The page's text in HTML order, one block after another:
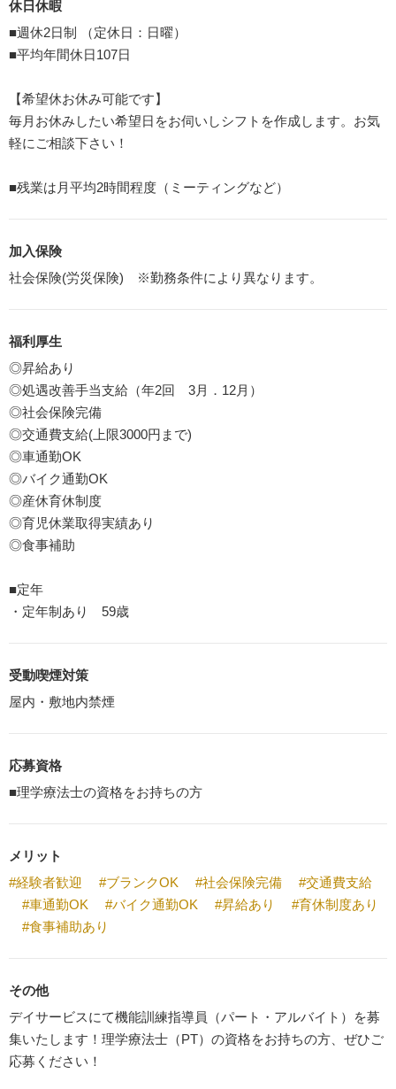
休日休暇
■週休2日制 （定休日：日曜）
■平均年間休日107日
【希望休お休み可能です】
毎月お休みしたい希望日をお伺いしシフトを作成します。お気
軽にご相談下さい！
■残業は月平均2時間程度（ミーティングなど）
加入保険
社会保険(労災保険) ※勤務条件により異なります。
福利厚生
◎昇給あり
◎処遇改善手当支給（年2回 3月．12月）
◎社会保険完備
◎交通費支給(上限3000円まで)
◎車通勤OK
◎バイク通勤OK
◎産休育休制度
◎育児休業取得実績あり
◎食事補助
■定年
・定年制あり 59歳
受動喫煙対策
屋内・敷地内禁煙
応募資格
■理学療法士の資格をお持ちの方
メリット
#経験者歓迎
#ブランクOK #社会保険完備
#交通費支給
#車通勤OK
#バイク通勤OK #昇給あり
#育休制度あり
#食事補助あり
その他
デイサービスにて機能訓練指導員（パート・アルバイト）を募
集いたします！理学療法士（PT）の資格をお持ちの方、ぜひご
応募ください！